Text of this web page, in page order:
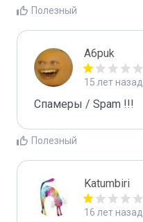
Полезный
A6puk
15 лет назад
Спамеры / Spam !!!
Полезный
Katumbiri
16 лет назад